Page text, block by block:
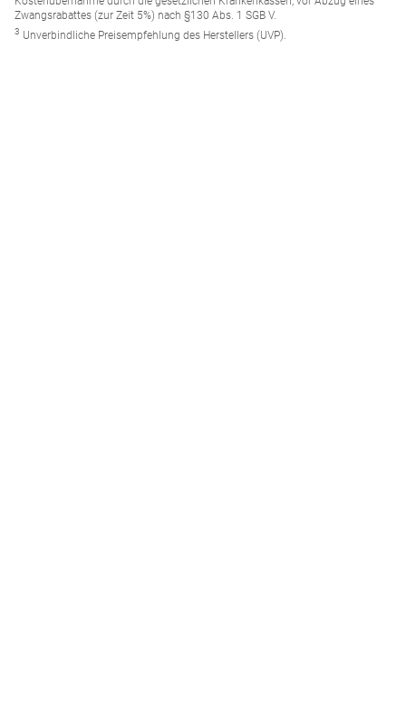
Zwangsrabattes (zur Zeit 5%) nach §130 Abs. 1 SGB V.
3 Unverbindliche Preisempfehlung des Herstellers (UVP).